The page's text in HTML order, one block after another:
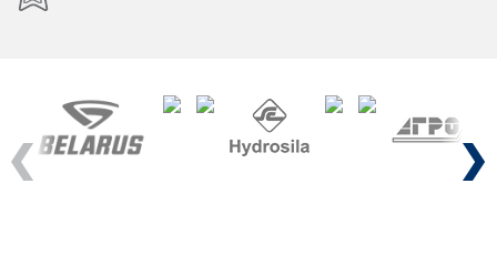
Previous Next